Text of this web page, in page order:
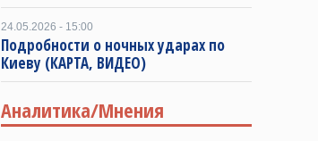
24.05.2026 - 15:00
Подробности о ночных ударах по
Киеву (КАРТА, ВИДЕО)
Аналитика/Мнения